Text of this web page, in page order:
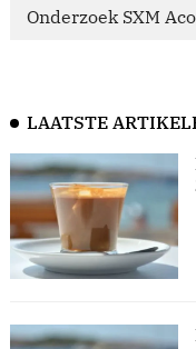
Onderzoek SXM
LAATSTE